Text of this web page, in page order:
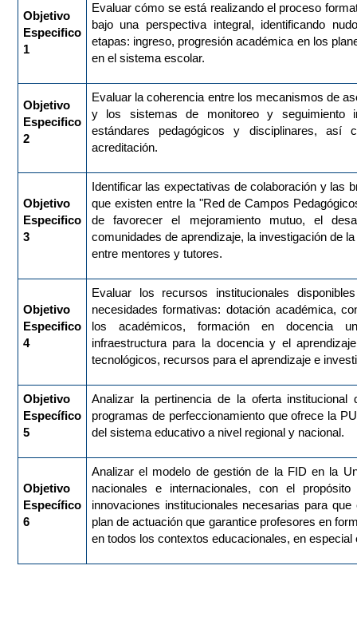
Objetivo
Especifico
1
Evaluar cómo se está realizando el proceso
bajo una perspectiva integral, identificando
etapas: ingreso, progresión académica en los
en el sistema escolar.
Objetivo
Especifico
2
Evaluar la coherencia entre los mecanismos de
y los sistemas de monitoreo y seguimiento
estándares pedagógicos y disciplinares,
acreditación.
Objetivo
Especifico
3
Identificar las expectativas de colaboración y las
que existen entre la "Red de Campos
de favorecer el mejoramiento mutuo, el
comunidades de aprendizaje, la investigación de
entre mentores y tutores.
Objetivo
Especifico
4
Evaluar los recursos institucionales
necesidades formativas: dotación académica,
los académicos, formación en docencia
infraestructura para la docencia y el
tecnológicos, recursos para el aprendizaje e
Objetivo
Específico
5
Analizar la pertinencia de la oferta
programas de perfeccionamiento que ofrece la
del sistema educativo a nivel regional y nacional.
Objetivo
Específico
6
Analizar el modelo de gestión de la FID en la
nacionales e internacionales, con el
innovaciones institucionales necesarias para
plan de actuación que garantice profesores en
en todos los contextos educacionales, en